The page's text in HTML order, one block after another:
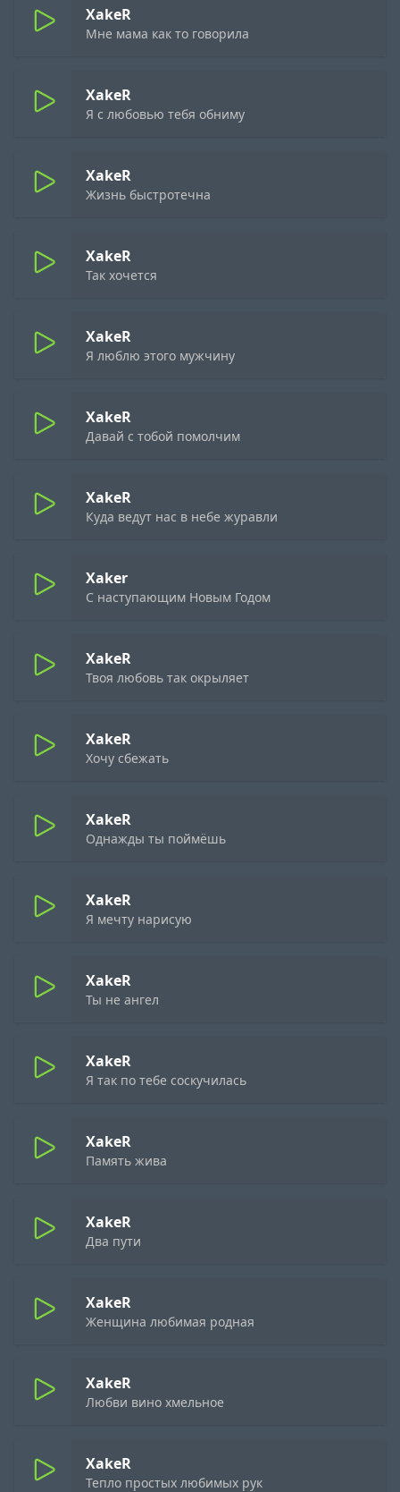
XakeR
Мне мама как то говорила
XakeR
Я с любовью тебя обниму
XakeR
Жизнь быстротечна
XakeR
Так хочется
XakeR
Я люблю этого мужчину
XakeR
Давай с тобой помолчим
XakeR
Куда ведут нас в небе журавли
Xaker
С наступающим Новым Годом
XakeR
Твоя любовь так окрыляет
XakeR
Хочу сбежать
XakeR
Однажды ты поймёшь
XakeR
Я мечту нарисую
XakeR
Ты не ангел
XakeR
Я так по тебе соскучилась
XakeR
Память жива
XakeR
Два пути
XakeR
Женщина любимая родная
XakeR
Любви вино хмельное
XakeR
Тепло простых любимых рук